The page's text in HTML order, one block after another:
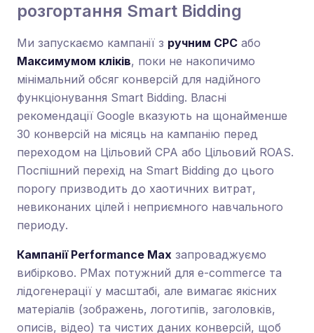
розгортання Smart Bidding
Ми запускаємо кампанії з ручним CPC або
Максимумом кліків, поки не накопичимо
мінімальний обсяг конверсій для надійного
функціонування Smart Bidding. Власні
рекомендації Google вказують на щонайменше
30 конверсій на місяць на кампанію перед
переходом на Цільовий CPA або Цільовий ROAS.
Поспішний перехід на Smart Bidding до цього
порогу призводить до хаотичних витрат,
невиконаних цілей і неприємного навчального
периоду.
Кампанії Performance Max запроваджуємо
вибірково. PMax потужний для e-commerce та
лідогенерації у масштабі, але вимагає якісних
матеріалів (зображень, логотипів, заголовків,
описів, відео) та чистих даних конверсій, щоб